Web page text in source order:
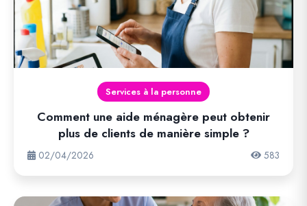
Services à la personne
Comment une aide ménagère peut obtenir
plus de clients de manière simple ?
02/04/2026 583